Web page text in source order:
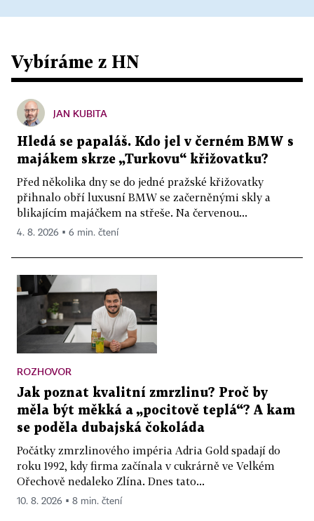
Vybíráme z HN
JAN KUBITA
Hledá se papaláš. Kdo jel v černém BMW s
majákem skrze „Turkovu“ křižovatku?
Před několika dny se do jedné pražské křižovatky
přihnalo obří luxusní BMW se začerněnými skly a
blikajícím majáčkem na střeše. Na červenou...
4. 8. 2026 ▪ 6 min. čtení
ROZHOVOR
Jak poznat kvalitní zmrzlinu? Proč by
měla být měkká a „pocitově teplá“? A kam
se poděla dubajská čokoláda
Počátky zmrzlinového impéria Adria Gold spadají do
roku 1992, kdy firma začínala v cukrárně ve Velkém
Ořechově nedaleko Zlína. Dnes tato...
10. 8. 2026 ▪ 8 min. čtení